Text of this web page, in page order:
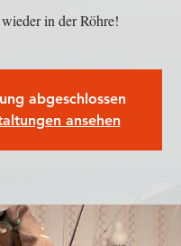
in der Röhre!
abgeschlossen
ansehen